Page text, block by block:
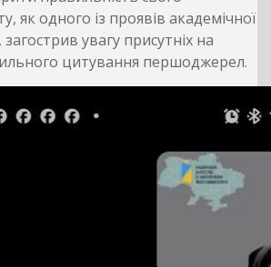
як одного із проявів академічної
увагу присутніх на
цитування першоджерел.